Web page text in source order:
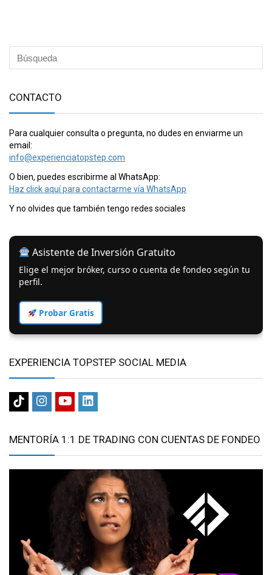
CONTACTO
Para cualquier consulta o pregunta, no dudes en enviarme un
email:
info@experienciatopstep.com
O bien, puedes escribirme al WhatsApp:
Haz click aquí para contactarme vía WhatsApp
Y no olvides que también tengo redes sociales
Asistente de Inversión Gratuito
Elige el mejor bróker, curso o cuenta de fondeo según tu
perfil.
Probar Gratis
EXPERIENCIA TOPSTEP SOCIAL MEDIA
MENTORÍA 1:1 DE TRADING CON CUENTAS DE FONDEO